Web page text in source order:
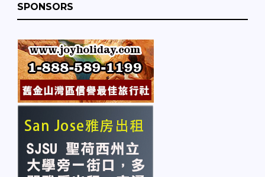
SPONSORS